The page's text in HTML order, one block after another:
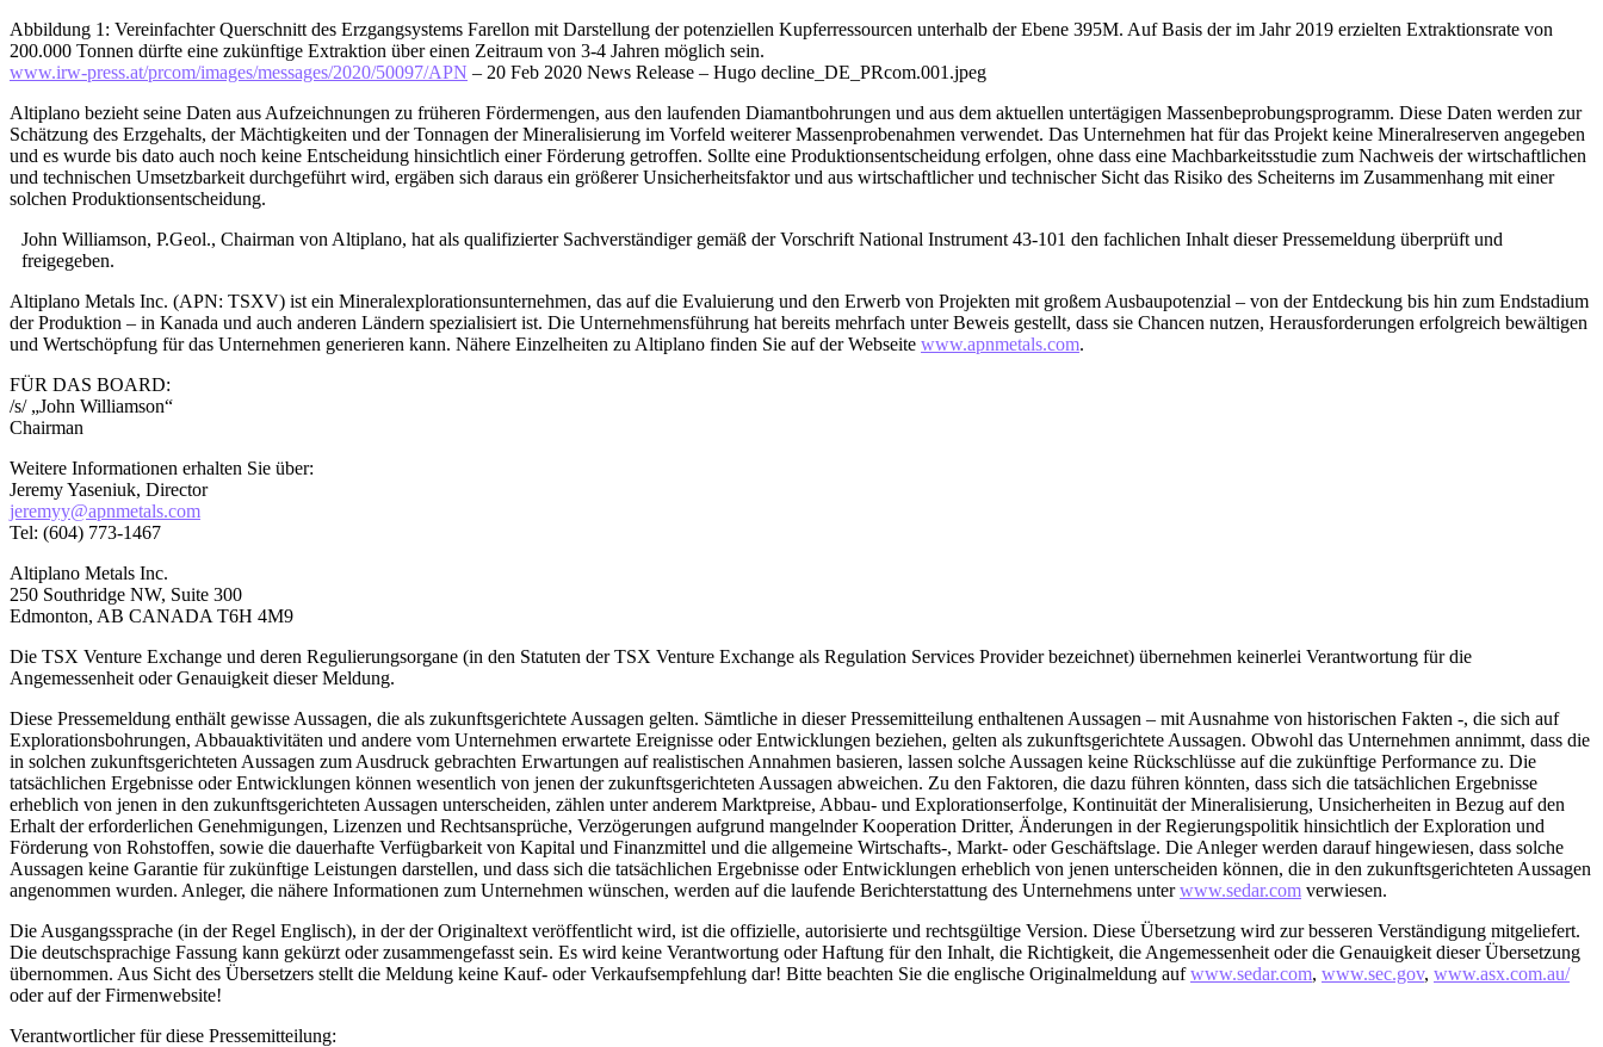
Abbildung 1: Vereinfachter Querschnitt des Erzgangsystems Farellon mit Darstellung der potenziellen Kupferressourcen unterhalb der Ebene 395M. Auf Basis der im Jahr 2019 erzielten Extraktionsrate von
200.000 Tonnen dürfte eine zukünftige Extraktion über einen Zeitraum von 3-4 Jahren möglich sein.
www.irw-press.at/prcom/images/messages/2020/50097/APN – 20 Feb 2020 News Release – Hugo decline_DE_PRcom.001.jpeg
Altiplano bezieht seine Daten aus Aufzeichnungen zu früheren Fördermengen, aus den laufenden Diamantbohrungen und aus dem aktuellen untertägigen Massenbeprobungsprogramm. Diese Daten werden zur
Schätzung des Erzgehalts, der Mächtigkeiten und der Tonnagen der Mineralisierung im Vorfeld weiterer Massenprobenahmen verwendet. Das Unternehmen hat für das Projekt keine Mineralreserven angegeben
und es wurde bis dato auch noch keine Entscheidung hinsichtlich einer Förderung getroffen. Sollte eine Produktionsentscheidung erfolgen, ohne dass eine Machbarkeitsstudie zum Nachweis der wirtschaftlichen
und technischen Umsetzbarkeit durchgeführt wird, ergäben sich daraus ein größerer Unsicherheitsfaktor und aus wirtschaftlicher und technischer Sicht das Risiko des Scheiterns im Zusammenhang mit einer
solchen Produktionsentscheidung.
John Williamson, P.Geol., Chairman von Altiplano, hat als qualifizierter Sachverständiger gemäß der Vorschrift National Instrument 43-101 den fachlichen Inhalt dieser Pressemeldung überprüft und
freigegeben.
Altiplano Metals Inc. (APN: TSXV) ist ein Mineralexplorationsunternehmen, das auf die Evaluierung und den Erwerb von Projekten mit großem Ausbaupotenzial – von der Entdeckung bis hin zum Endstadium
der Produktion – in Kanada und auch anderen Ländern spezialisiert ist. Die Unternehmensführung hat bereits mehrfach unter Beweis gestellt, dass sie Chancen nutzen, Herausforderungen erfolgreich bewältigen
und Wertschöpfung für das Unternehmen generieren kann. Nähere Einzelheiten zu Altiplano finden Sie auf der Webseite www.apnmetals.com.
FÜR DAS BOARD:
/s/ „John Williamson“
Chairman
Weitere Informationen erhalten Sie über:
Jeremy Yaseniuk, Director
jeremyy@apnmetals.com
Tel: (604) 773-1467
Altiplano Metals Inc.
250 Southridge NW, Suite 300
Edmonton, AB CANADA T6H 4M9
Die TSX Venture Exchange und deren Regulierungsorgane (in den Statuten der TSX Venture Exchange als Regulation Services Provider bezeichnet) übernehmen keinerlei Verantwortung für die
Angemessenheit oder Genauigkeit dieser Meldung.
Diese Pressemeldung enthält gewisse Aussagen, die als zukunftsgerichtete Aussagen gelten. Sämtliche in dieser Pressemitteilung enthaltenen Aussagen – mit Ausnahme von historischen Fakten -, die sich auf
Explorationsbohrungen, Abbauaktivitäten und andere vom Unternehmen erwartete Ereignisse oder Entwicklungen beziehen, gelten als zukunftsgerichtete Aussagen. Obwohl das Unternehmen annimmt, dass die
in solchen zukunftsgerichteten Aussagen zum Ausdruck gebrachten Erwartungen auf realistischen Annahmen basieren, lassen solche Aussagen keine Rückschlüsse auf die zukünftige Performance zu. Die
tatsächlichen Ergebnisse oder Entwicklungen können wesentlich von jenen der zukunftsgerichteten Aussagen abweichen. Zu den Faktoren, die dazu führen könnten, dass sich die tatsächlichen Ergebnisse
erheblich von jenen in den zukunftsgerichteten Aussagen unterscheiden, zählen unter anderem Marktpreise, Abbau- und Explorationserfolge, Kontinuität der Mineralisierung, Unsicherheiten in Bezug auf den
Erhalt der erforderlichen Genehmigungen, Lizenzen und Rechtsansprüche, Verzögerungen aufgrund mangelnder Kooperation Dritter, Änderungen in der Regierungspolitik hinsichtlich der Exploration und
Förderung von Rohstoffen, sowie die dauerhafte Verfügbarkeit von Kapital und Finanzmittel und die allgemeine Wirtschafts-, Markt- oder Geschäftslage. Die Anleger werden darauf hingewiesen, dass solche
Aussagen keine Garantie für zukünftige Leistungen darstellen, und dass sich die tatsächlichen Ergebnisse oder Entwicklungen erheblich von jenen unterscheiden können, die in den zukunftsgerichteten Aussagen
angenommen wurden. Anleger, die nähere Informationen zum Unternehmen wünschen, werden auf die laufende Berichterstattung des Unternehmens unterwww.sedar.com verwiesen.
Die Ausgangssprache (in der Regel Englisch), in der der Originaltext veröffentlicht wird, ist die offizielle, autorisierte und rechtsgültige Version. Diese Übersetzung wird zur besseren Verständigung mitgeliefert.
Die deutschsprachige Fassung kann gekürzt oder zusammengefasst sein. Es wird keine Verantwortung oder Haftung für den Inhalt, die Richtigkeit, die Angemessenheit oder die Genauigkeit dieser Übersetzung
übernommen. Aus Sicht des Übersetzers stellt die Meldung keine Kauf- oder Verkaufsempfehlung dar! Bitte beachten Sie die englische Originalmeldung aufwww.sedar.com, www.sec.gov, www.asx.com.au/
oder auf der Firmenwebsite!
Verantwortlicher für diese Pressemitteilung: